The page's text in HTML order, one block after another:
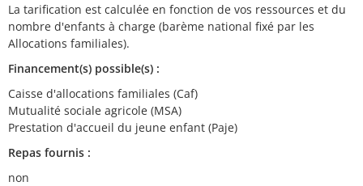
La tarification est calculée en fonction de vos ressources et du
nombre d'enfants à charge (barème national fixé par les
Allocations familiales).
Financement(s) possible(s) :
Caisse d'allocations familiales (Caf)
Mutualité sociale agricole (MSA)
Prestation d'accueil du jeune enfant (Paje)
Repas fournis :
non